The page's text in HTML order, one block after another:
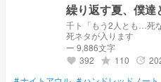
繰り返す夏、僕達
千ト「もう2人とも…
死ネタが入ります
ー 9,886文字
favorite 392 grade 110 update